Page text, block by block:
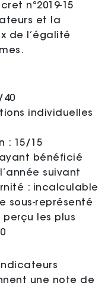
n°2019-15
et la
de l’égalité
40
individuelles
: 15/15
bénéficié
suivant
: incalculable
sous-représenté
les plus
une note de